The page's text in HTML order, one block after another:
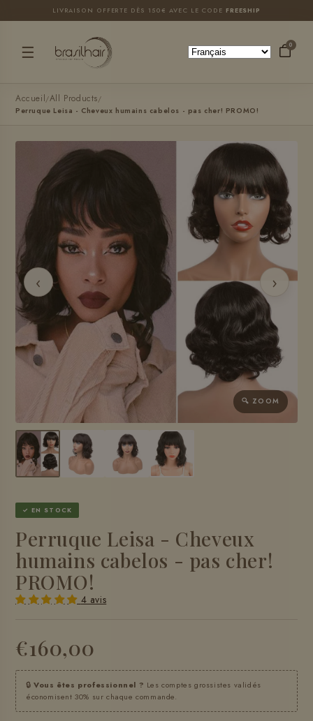
LIVRAISON OFFERTE DÈS 150€ AVEC LE CODE FREESHIP
☰ 0
Accueil/All Products/
Perruque Leisa - Cheveux humains cabelos - pas cher! PROMO!
‹ ›
🔍 ZOOM
✓ EN STOCK
Perruque Leisa - Cheveux
humains cabelos - pas cher!
PROMO!
4 avis
€160,00
🔒Vous êtes professionnel ? Les comptes grossistes validés
économisent 30% sur chaque commande.